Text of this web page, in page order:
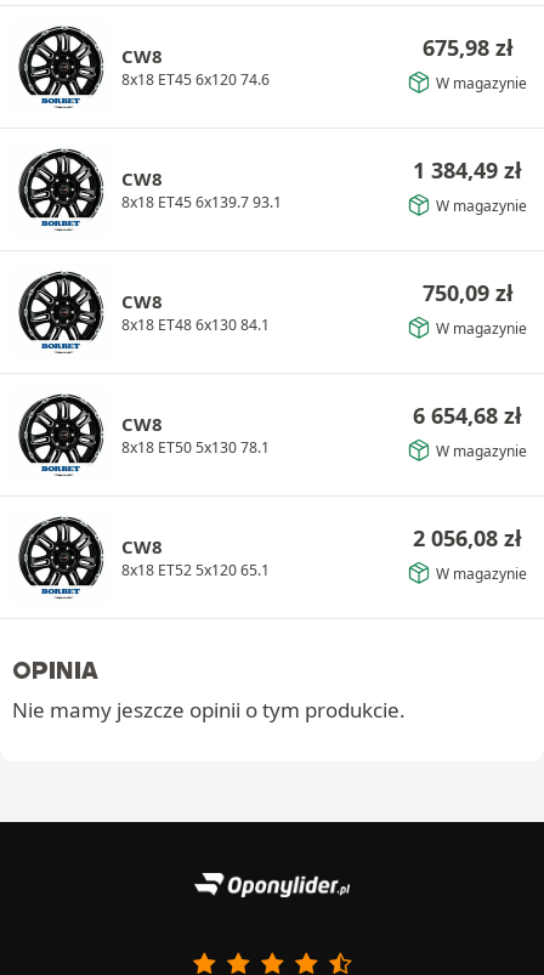
CW8
8x18 ET45 6x120 74.6
675,98 zł
W magazynie
CW8
8x18 ET45 6x139.7 93.1
1 384,49 zł
W magazynie
CW8
8x18 ET48 6x130 84.1
750,09 zł
W magazynie
CW8
8x18 ET50 5x130 78.1
6 654,68 zł
W magazynie
CW8
8x18 ET52 5x120 65.1
2 056,08 zł
W magazynie
OPINIA
Nie mamy jeszcze opinii o tym produkcie.